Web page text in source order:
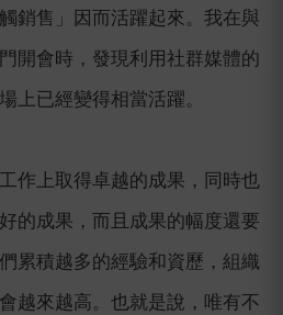
銷售」因而活躍起來。我在與
開會時，發現利用社群媒體的
上已經變得相當活躍。
作上取得卓越的成果，同時也
的成果，而且成果的幅度還要
累積越多的經驗和資歷，組織
越來越高。也就是說，唯有不